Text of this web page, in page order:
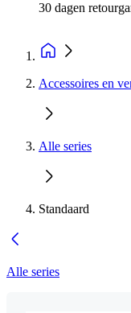
30 dagen
Accessoires en
Alle series
Standaard
Alle series